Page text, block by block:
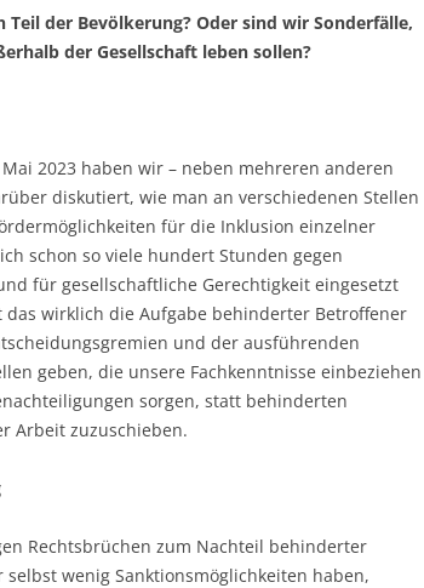
der Bevölkerung? Oder sind wir Sonderfälle,
der Gesellschaft leben sollen?
2023 haben wir – neben mehreren anderen
diskutiert, wie man an verschiedenen Stellen
für die Inklusion einzelner
schon so viele hundert Stunden gegen
für gesellschaftliche Gerechtigkeit eingesetzt
wirklich die Aufgabe behinderter Betroffener
und der ausführenden
geben, die unsere Fachkenntnisse einbeziehen
sorgen, statt behinderten
Arbeit zuzuschieben.
Rechtsbrüchen zum Nachteil behinderter
wenig Sanktionsmöglichkeiten haben,